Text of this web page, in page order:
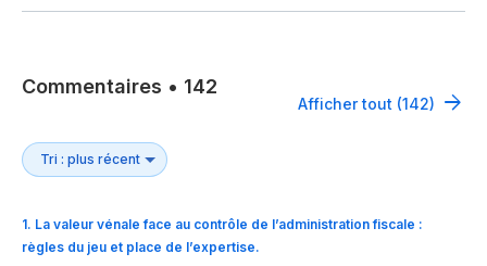
Commentaires • 142
Afficher tout (142)
1. La valeur vénale face au contrôle de l’administration fiscale :
règles du jeu et place de l’expertise.